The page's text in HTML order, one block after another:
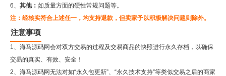
6、 其他： 如质量方面的硬性常规问题等。
注：经核实符合上述任一，均支持退款，但卖家予以积极解决问题则除外。
注意事项
1、海马源码网会对双方交易的过程及交易商品的快照进行永久存档，以确保
交易的真实、有效、安全！
2、 海马源码网无法对如“永久包更新”、“永久技术支持”等类似交易之后的商家